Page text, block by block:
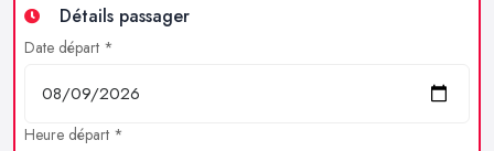
Détails passager
Date départ *
Heure départ *